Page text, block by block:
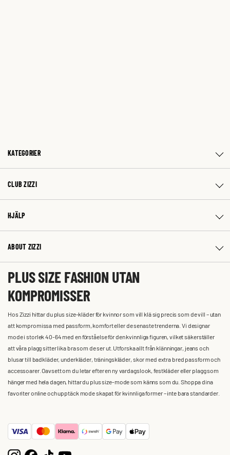
KATEGORIER
CLUB ZIZZI
HJÄLP
ABOUT ZIZZI
PLUS SIZE FASHION UTAN
KOMPROMISSER
Hos Zizzi hittar du plus size-kläder för kvinnor som vill klä sig precis som de vill – utan
att kompromissa med passform, komfort eller de senaste trenderna. Vi designar
mode i storlek 40-64 med en förståelse för den kvinnliga figuren, vilket säkerställer
att våra plagg sitter lika bra som de ser ut. Utforska allt från klänningar, jeans och
blusar till badkläder, underkläder, träningskläder, skor med extra bred passform och
accessoarer. Oavsett om du letar efter en ny vardagslook, festkläder eller plagg som
hänger med hela dagen, hittar du plus size-mode som känns som du. Shoppa dina
favoriter online och upptäck mode skapat för kvinnliga former – inte bara standarder.